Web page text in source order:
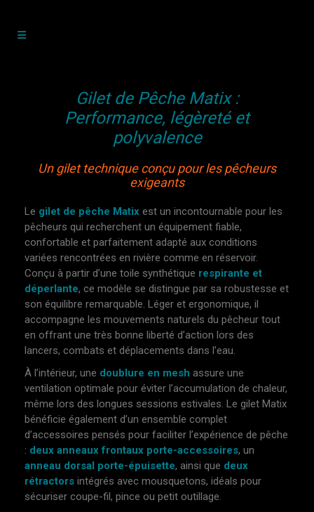
Gilet de Pêche Matix :
Performance, légèreté et
polyvalence
Un gilet technique conçu pour les pêcheurs
exigeants
Le gilet de pêche Matix est un incontournable pour les
pêcheurs qui recherchent un équipement fiable,
confortable et parfaitement adapté aux conditions
variées rencontrées en rivière comme en réservoir.
Conçu à partir d’une toile synthétique respirante et
déperlante, ce modèle se distingue par sa robustesse et
son équilibre remarquable. Léger et ergonomique, il
accompagne les mouvements naturels du pêcheur tout
en offrant une très bonne liberté d’action lors des
lancers, combats et déplacements dans l’eau.
À l’intérieur, une doublure en mesh assure une
ventilation optimale pour éviter l’accumulation de chaleur,
même lors des longues sessions estivales. Le gilet Matix
bénéficie également d’un ensemble complet
d’accessoires pensés pour faciliter l’expérience de pêche
: deux anneaux frontaux porte-accessoires, un
anneau dorsal porte-épuisette, ainsi que deux
rétractors intégrés avec mousquetons, idéals pour
sécuriser coupe-fil, pince ou petit outillage.